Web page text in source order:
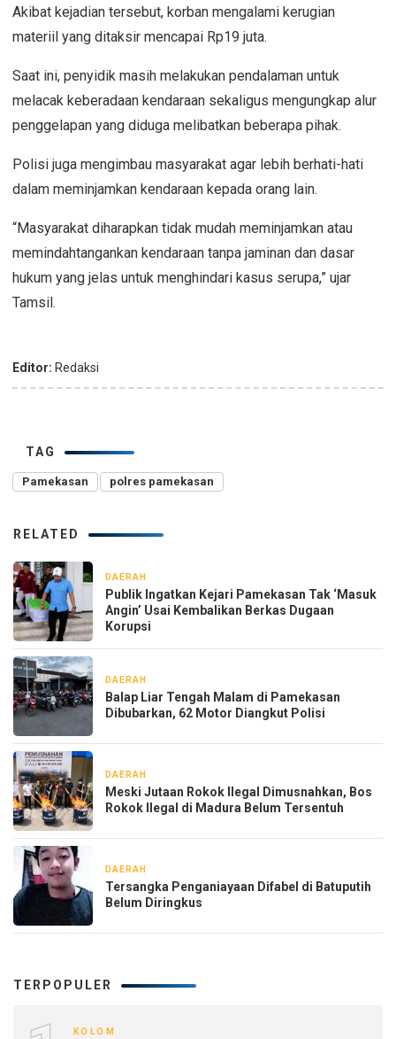
Akibat kejadian tersebut, korban mengalami kerugian
materiil yang ditaksir mencapai Rp19 juta.
Saat ini, penyidik masih melakukan pendalaman untuk
melacak keberadaan kendaraan sekaligus mengungkap alur
penggelapan yang diduga melibatkan beberapa pihak.
Polisi juga mengimbau masyarakat agar lebih berhati-hati
dalam meminjamkan kendaraan kepada orang lain.
“Masyarakat diharapkan tidak mudah meminjamkan atau
memindahtangankan kendaraan tanpa jaminan dan dasar
hukum yang jelas untuk menghindari kasus serupa,” ujar
Tamsil.
Editor: Redaksi
TAG
Pamekasan polres pamekasan
RELATED
DAERAH
Publik Ingatkan Kejari Pamekasan Tak ‘Masuk
Angin’ Usai Kembalikan Berkas Dugaan
Korupsi
DAERAH
Balap Liar Tengah Malam di Pamekasan
Dibubarkan, 62 Motor Diangkut Polisi
DAERAH
Meski Jutaan Rokok Ilegal Dimusnahkan, Bos
Rokok Ilegal di Madura Belum Tersentuh
DAERAH
Tersangka Penganiayaan Difabel di Batuputih
Belum Diringkus
TERPOPULER
KOLOM